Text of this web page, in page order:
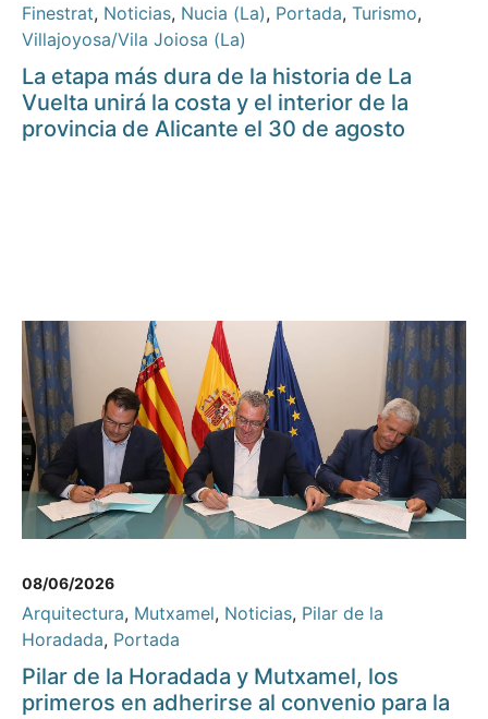
Finestrat, Noticias, Nucia (La), Portada, Turismo,
Villajoyosa/Vila Joiosa (La)
La etapa más dura de la historia de La
Vuelta unirá la costa y el interior de la
provincia de Alicante el 30 de agosto
08/06/2026
Arquitectura, Mutxamel, Noticias, Pilar de la
Horadada, Portada
Pilar de la Horadada y Mutxamel, los
primeros en adherirse al convenio para la